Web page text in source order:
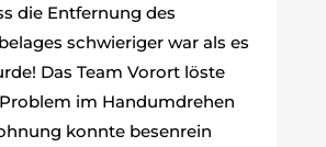
die Entfernung des
schwieriger war als es
Das Team Vorort löste
im Handumdrehen
konnte besenrein